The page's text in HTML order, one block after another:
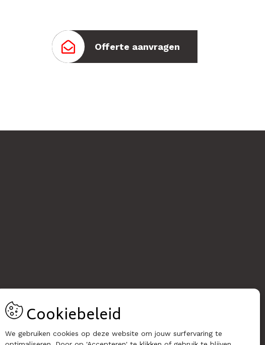
Cookiebeleid
We gebruiken cookies op deze website om jouw surfervaring te
Offerte aanvragen